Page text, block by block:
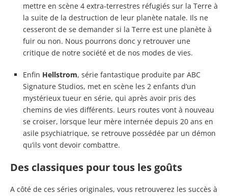
mettre en scène 4 extra-terrestres réfugiés sur la Terre à
la suite de la destruction de leur planète natale. Ils ne
cesseront de se demander si la Terre est une planète à
fuir ou non. Nous pourrons donc y retrouver une
critique de notre société et de nos modes de vies.
Enfin Hellstrom, série fantastique produite par ABC
Signature Studios, met en scène les 2 enfants d’un
mystérieux tueur en série, qui après avoir pris des
chemins de vies différents. Leurs routes vont à nouveau
se croiser, lorsque leur mère internée depuis 20 ans en
asile psychiatrique, se retrouve possédée par un démon
qu’ils vont devoir combattre.
Des classiques pour tous les goûts
A côté de ces séries originales, vous retrouverez les succès à